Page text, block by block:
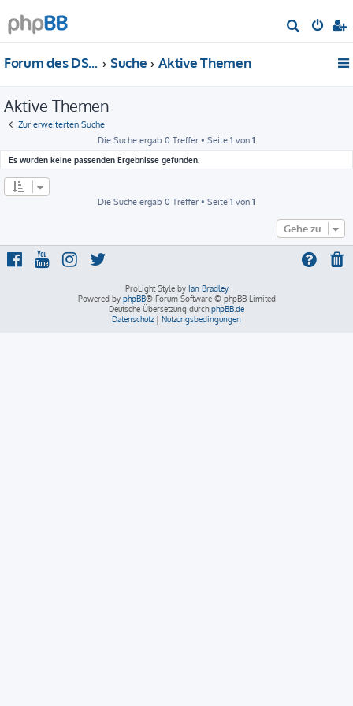
u
Forum des DS-Club Deutschland e.V. Suche Aktive Themen
Aktive Themen
Zur erweiterten Suche
Die Suche ergab 0 Treffer • Seite 1 von 1
Es wurden keine passenden Ergebnisse gefunden.
Die Suche ergab 0 Treffer • Seite 1 von 1
Gehe zu
ProLight Style by Ian Bradley
Powered by phpBB® Forum Software © phpBB Limited
Deutsche Übersetzung durch phpBB.de
Datenschutz | Nutzungsbedingungen